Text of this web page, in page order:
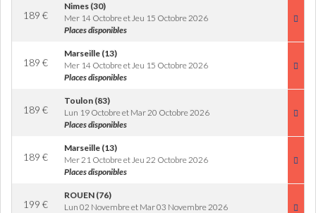
189 €
Nimes (30)
Mer 14 Octobre et Jeu 15 Octobre 2026
Places disponibles
189 €
Marseille (13)
Mer 14 Octobre et Jeu 15 Octobre 2026
Places disponibles
189 €
Toulon (83)
Lun 19 Octobre et Mar 20 Octobre 2026
Places disponibles
189 €
Marseille (13)
Mer 21 Octobre et Jeu 22 Octobre 2026
Places disponibles
199 €
ROUEN (76)
Lun 02 Novembre et Mar 03 Novembre 2026